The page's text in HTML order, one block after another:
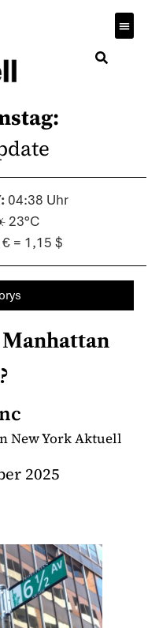
04:38 Uhr
23°C
€ = 1,15 $
New York Aktuell
2025